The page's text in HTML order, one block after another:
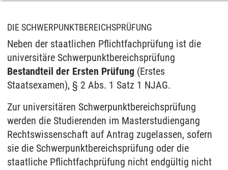
DIE SCHWERPUNKTBEREICHSPRÜFUNG
Neben der staatlichen Pflichtfachprüfung ist die
universitäre Schwerpunktbereichsprüfung
Bestandteil der Ersten Prüfung (Erstes
Staatsexamen), § 2 Abs. 1 Satz 1 NJAG.
Zur universitären Schwerpunktbereichsprüfung
werden die Studierenden im Masterstudiengang
Rechtswissenschaft auf Antrag zugelassen, sofern
sie die Schwerpunktbereichsprüfung oder die
staatliche Pflichtfachprüfung nicht endgültig nicht